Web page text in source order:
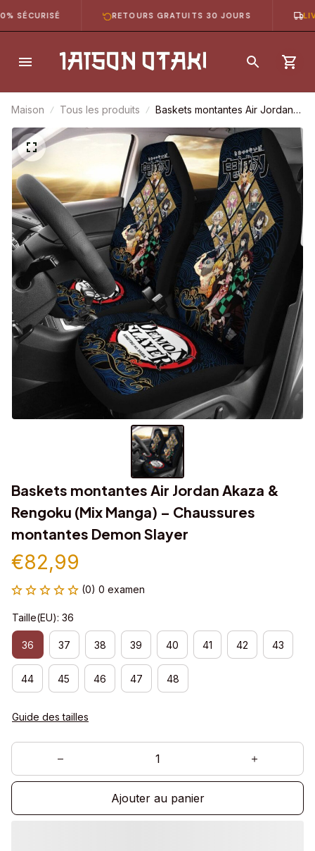
RETOURS GRATUITS 30 JOURS
Maison Tous les produits
Baskets montantes Air Jordan
Akaza & Rengoku (Mix Manga)
– Chaussures montantes Demon
Slayer
Baskets montantes Air Jordan Akaza &
Rengoku (Mix Manga) – Chaussures
montantes Demon Slayer
€82,99
(0) 0 examen
Taille(EU): 36
36 37 38 39 40 41 42 43
44 45 46 47 48
Guide des tailles
Ajouter au panier